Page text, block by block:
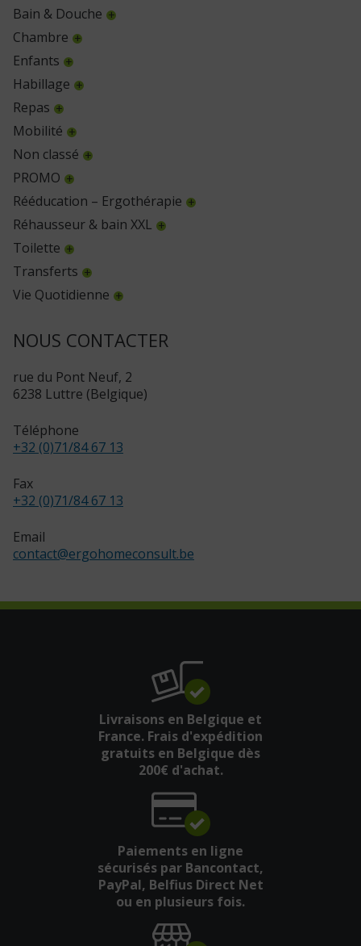
Bain & Douche
Chambre
Enfants
Habillage
Repas
Mobilité
Non classé
PROMO
Rééducation – Ergothérapie
Réhausseur & bain XXL
Toilette
Transferts
Vie Quotidienne
NOUS CONTACTER
rue du Pont Neuf, 2
6238 Luttre (Belgique)
Téléphone
+32 (0)71/84 67 13
Fax
+32 (0)71/84 67 13
Email
contact@ergohomeconsult.be
Livraisons en Belgique et
France. Frais d'expédition
gratuits en Belgique dès
200€ d'achat.
Paiements en ligne
sécurisés par Bancontact,
PayPal, Belfius Direct Net
ou en plusieurs fois.